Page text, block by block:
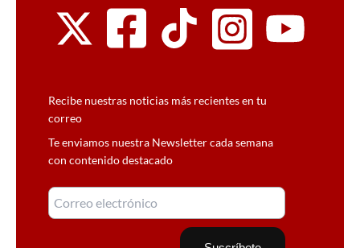
Recibe nuestras noticias más recientes en tu
correo
Te enviamos nuestra Newsletter cada semana
con contenido destacado